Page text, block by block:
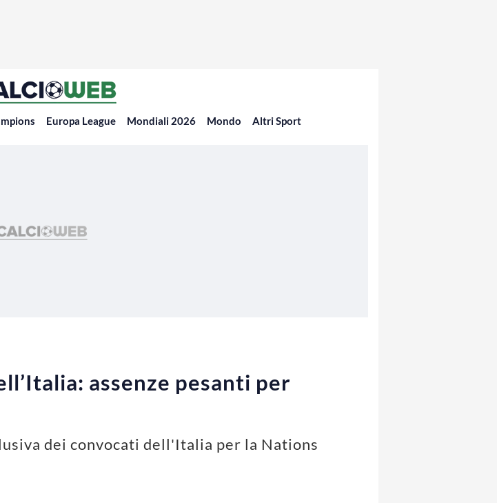
Europa League Mondiali 2026 Mondo Altri Sport
assenze pesanti per
dei convocati dell'Italia per la Nations